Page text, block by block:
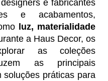
e fabricantes
e acabamentos,
luz, materialidade
a Haus Decor, os
as coleções
as principais
soluções práticas para